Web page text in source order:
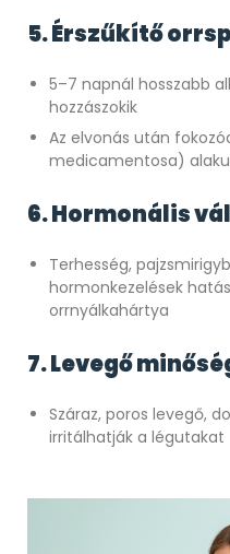
5. Érszűkítő
5–7 napnál hosszabb
hozzászokik
Az elvonás után
medicamentosa)
6. Hormonális
Terhesség,
hormonkezelések
orrnyálkahártya
7. Levegő
Száraz, poros levegő,
irritálhatják a légutakat